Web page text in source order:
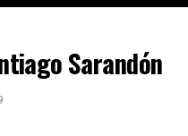
Sarandón